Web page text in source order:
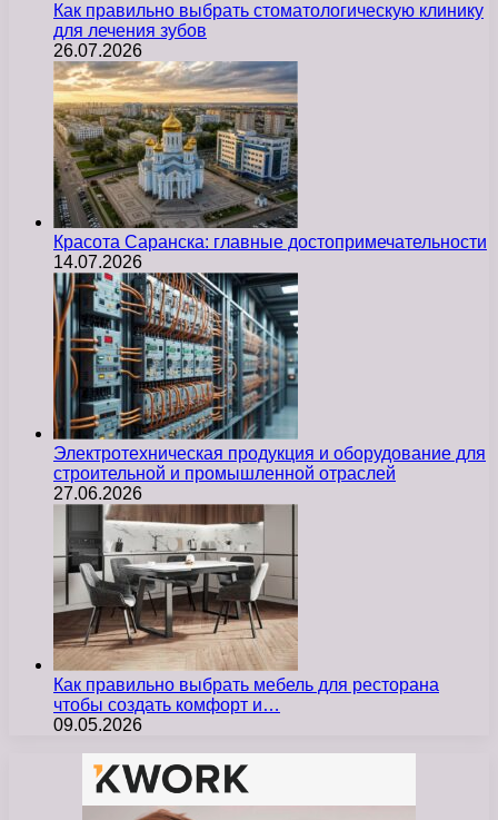
Как правильно выбрать стоматологическую клинику
для лечения зубов
26.07.2026
Красота Саранска: главные достопримечательности
14.07.2026
Электротехническая продукция и оборудование для
строительной и промышленной отраслей
27.06.2026
Как правильно выбрать мебель для ресторана
чтобы создать комфорт и…
09.05.2026